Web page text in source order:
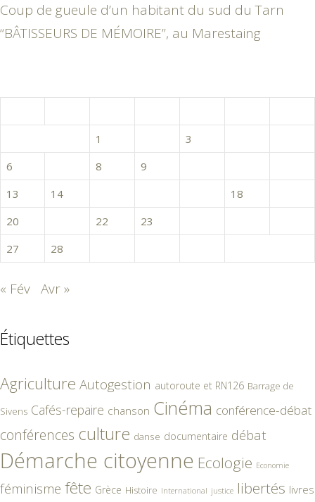
Coup de gueule d’un habitant du sud du Tarn
“BÂTISSEURS DE MÉMOIRE”, au Marestaing
1
3
6
8 9
13
14 18
20
22 23
27
28
« Fév Avr »
Étiquettes
Agriculture Autogestion autoroute et RN126 Barrage de
Sivens Cafés-repaire chanson Cinéma conférence-débat
conférences culture danse documentaire débat
Démarche citoyenne Ecologie Economie
féminisme fête Grèce Histoire International justice libertés livres